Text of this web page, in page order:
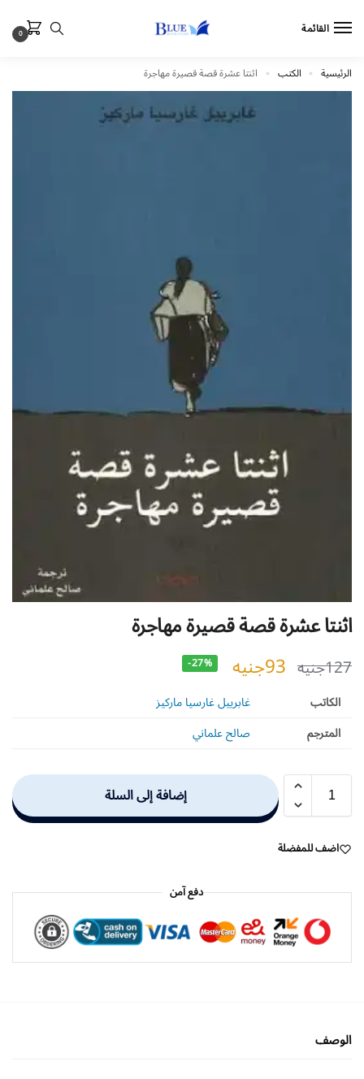
القائمة 0
الرئيسية » الكتب » اثنتا عشرة قصة قصيرة مهاجرة
اثنتا عشرة قصة قصيرة مهاجرة
127جنيه 93جنيه -27%
الكاتب
غابرييل غارسيا ماركيز
المترجم
صالح علماني
إضافة إلى السلة
اضف للمفضلة
دفع آمن
الوصف